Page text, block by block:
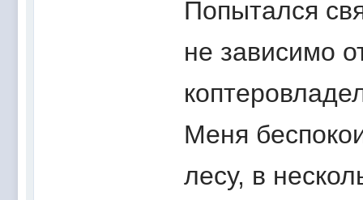
Попытался
не зависимо
Меня
лесу, в